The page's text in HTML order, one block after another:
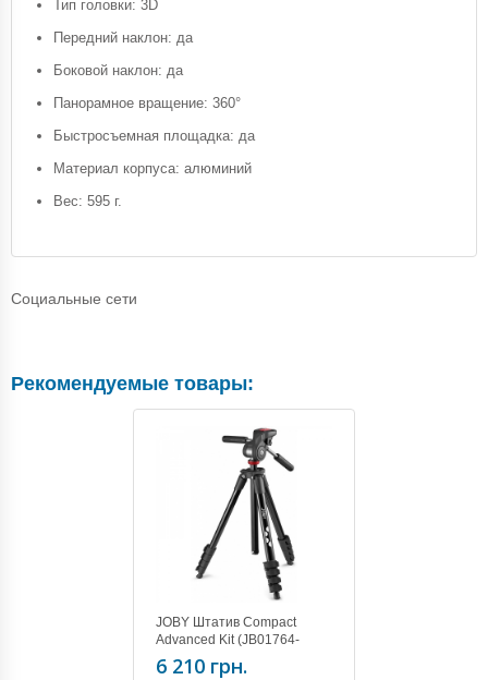
Тип головки: 3D
Передний наклон: да
Боковой наклон: да
Панорамное вращение: 360°
Быстросъемная площадка: да
Материал корпуса: алюминий
Вес: 595 г.
Социальные сети
Рекомендуемые товары:
JOBY Штатив Compact
Advanced Kit (JB01764-
BWW)
6 210 грн.